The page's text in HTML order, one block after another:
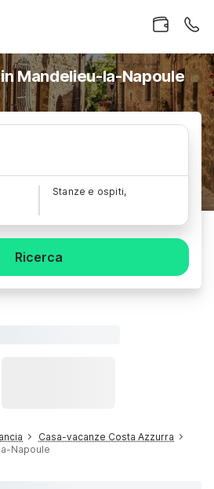
Mandelieu-la-Napoule
Stanze e ospiti,
Ricerca
Casa-vacanze Costa Azzurra
Napoule